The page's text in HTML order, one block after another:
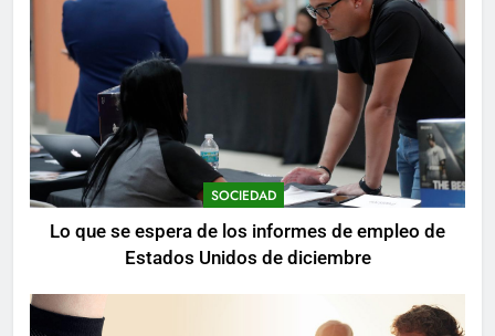
SOCIEDAD
Lo que se espera de los informes de empleo de
Estados Unidos de diciembre